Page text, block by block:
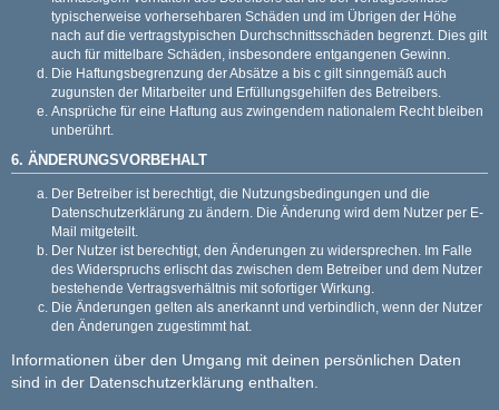
typischerweise vorhersehbaren Schäden und im Übrigen der Höhe
nach auf die vertragstypischen Durchschnittsschäden begrenzt. Dies gilt
auch für mittelbare Schäden, insbesondere entgangenen Gewinn.
Die Haftungsbegrenzung der Absätze a bis c gilt sinngemäß auch
zugunsten der Mitarbeiter und Erfüllungsgehilfen des Betreibers.
Ansprüche für eine Haftung aus zwingendem nationalem Recht bleiben
unberührt.
6. ÄNDERUNGSVORBEHALT
Der Betreiber ist berechtigt, die Nutzungsbedingungen und die
Datenschutzerklärung zu ändern. Die Änderung wird dem Nutzer per E-
Mail mitgeteilt.
Der Nutzer ist berechtigt, den Änderungen zu widersprechen. Im Falle
des Widerspruchs erlischt das zwischen dem Betreiber und dem Nutzer
bestehende Vertragsverhältnis mit sofortiger Wirkung.
Die Änderungen gelten als anerkannt und verbindlich, wenn der Nutzer
den Änderungen zugestimmt hat.
Informationen über den Umgang mit deinen persönlichen Daten
sind in der Datenschutzerklärung enthalten.